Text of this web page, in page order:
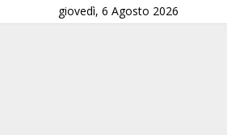
giovedì, 6 Agosto 2026